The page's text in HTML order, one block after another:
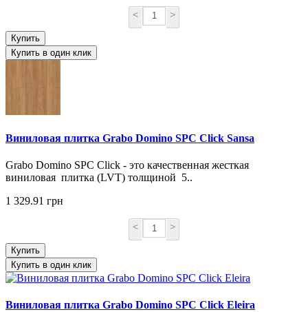
< >
Купить
Купить в один клик
Виниловая плитка Grabo Domino SPC Click Sansa
Grabo Domino SPC Click - это качественная жесткая
виниловая плитка (LVT) толщиной 5..
1 329.91 грн
< >
Купить
Купить в один клик
Виниловая плитка Grabo Domino SPC Click Eleira